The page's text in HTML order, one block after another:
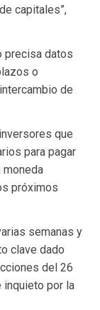
capitales”,
precisa datos
o
de
que
para pagar
moneda
próximos
semanas y
clave dado
del 26
inquieto por la